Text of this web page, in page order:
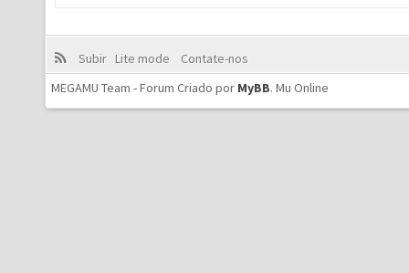
Subir Lite mode
Contate-nos
MEGAMU Team - Forum Criado por MyBB. Mu Online